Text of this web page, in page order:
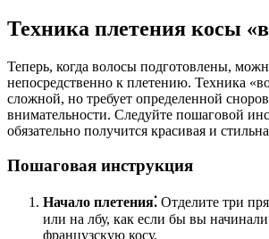
Техника плетения косы
Теперь, когда волосы подготовлены,
непосредственно к плетению. Техника
сложной, но требует определенной
внимательности. Следуйте пошаговой
обязательно получится красивая и
Пошаговая инструкция
Начало плетения⁚ Отделите три
или на лбу, как если бы вы
французскую косу.